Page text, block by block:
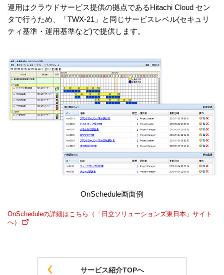
運用はクラウドサービス提供の拠点であるHitachi Cloud セン
タで行うため、「TWX-21」と同じサービスレベル(セキュリ
ティ基準・運用基準など)で提供します。
OnSchedule画面例
OnScheduleの詳細はこちら（「日立ソリューションズ東日本」サイト
へ）
サービス紹介TOPへ